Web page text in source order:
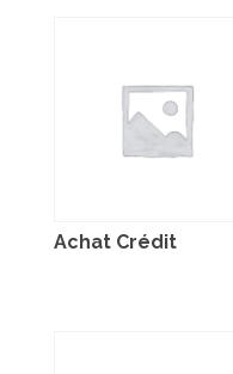
Achat Crédit